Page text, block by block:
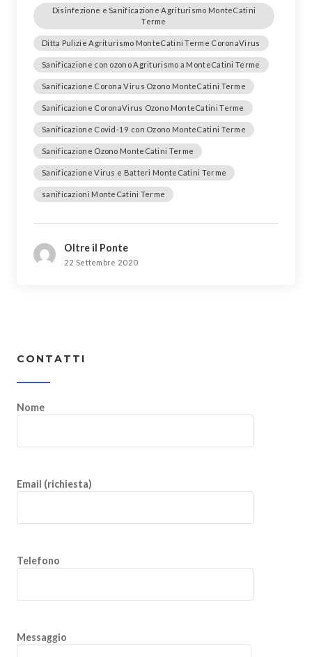
Disinfezione e Sanificazione Agriturismo MonteCatini
Terme
Ditta Pulizie Agriturismo MonteCatini Terme CoronaVirus
Sanificazione con ozono Agriturismo a MonteCatini Terme
Sanificazione Corona Virus Ozono MonteCatini Terme
Sanificazione CoronaVirus Ozono MonteCatini Terme
Sanificazione Covid-19 con Ozono MonteCatini Terme
Sanificazione Ozono MonteCatini Terme
Sanificazione Virus e Batteri MonteCatini Terme
sanificazioni MonteCatini Terme
Oltre il Ponte
22 Settembre 2020
CONTATTI
Nome
Email (richiesta)
Telefono
Messaggio